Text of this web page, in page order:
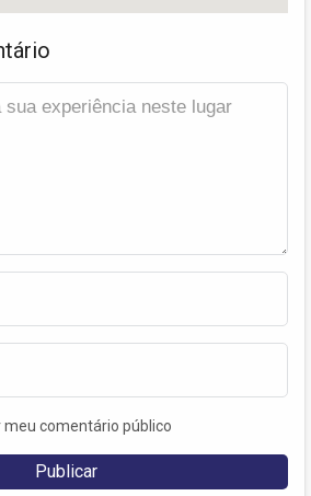
comentário público